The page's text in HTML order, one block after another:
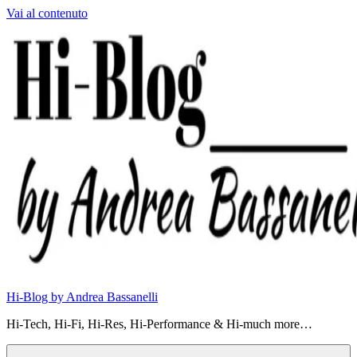
Vai al contenuto
Hi-Blog by Andrea Bassanelli
Hi-Tech, Hi-Fi, Hi-Res, Hi-Performance & Hi-much more…